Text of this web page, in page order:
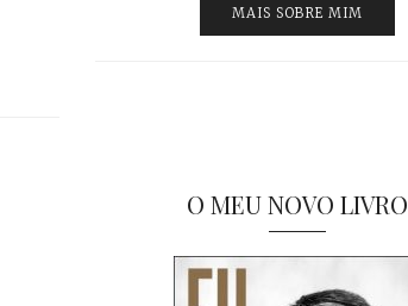
MAIS SOBRE MIM
O MEU NOVO LIVRO